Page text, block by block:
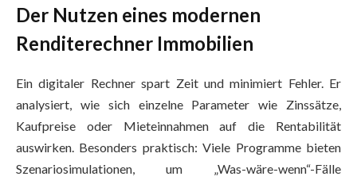
Der Nutzen eines modernen
Renditerechner Immobilien
Ein digitaler Rechner spart Zeit und minimiert Fehler. Er
analysiert, wie sich einzelne Parameter wie Zinssätze,
Kaufpreise oder Mieteinnahmen auf die Rentabilität
auswirken. Besonders praktisch: Viele Programme bieten
Szenariosimulationen, um „Was-wäre-wenn“-Fälle